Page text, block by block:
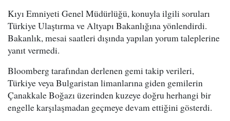
Kıyı Emniyeti Genel Müdürlüğü, konuyla ilgili soruları
Türkiye Ulaştırma ve Altyapı Bakanlığına yönlendirdi.
Bakanlık, mesai saatleri dışında yapılan yorum taleplerine
yanıt vermedi.
Bloomberg tarafından derlenen gemi takip verileri,
Türkiye veya Bulgaristan limanlarına giden gemilerin
Çanakkale Boğazı üzerinden kuzeye doğru herhangi bir
engelle karşılaşmadan geçmeye devam ettiğini gösterdi.